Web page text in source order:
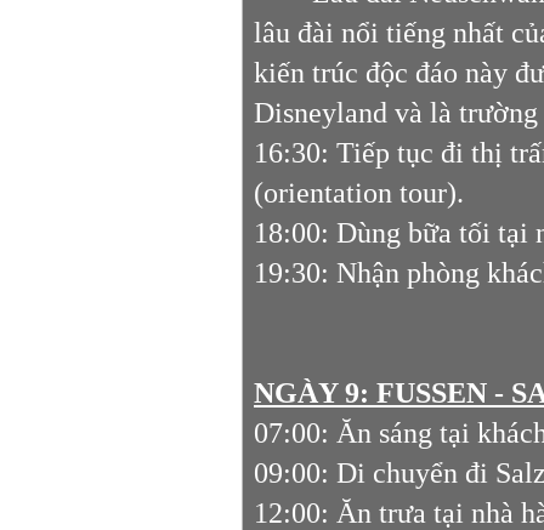
lâu đài nổi tiếng nhất
kiến trúc độc đáo này
Disneyland và là
16:30: Tiếp tục đi thị
(orientation tour).
18:00: Dùng bữa tối tại
19:30: Nhận phòng
NGÀY 9: FUSSEN -
07:00: Ăn sáng tại
09:00: Di chuyển đi
12:00: Ăn trưa tại nhà